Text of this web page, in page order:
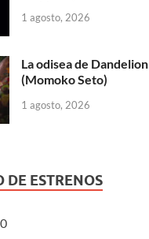
1 agosto, 2026
La odisea de Dandelion
(Momoko Seto)
1 agosto, 2026
ESTRENOS
0